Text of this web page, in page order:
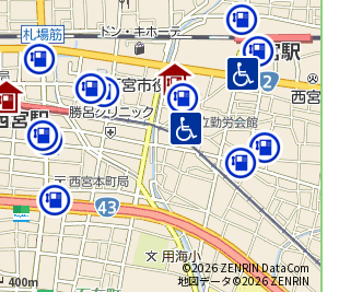
400m
©2026 ZENRIN DataCom
地図データ©2026 ZENRIN